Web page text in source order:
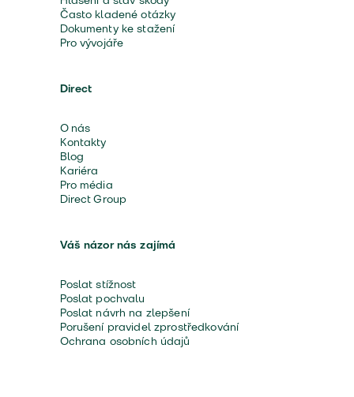
Často kladené otázky
Dokumenty ke stažení
Pro vývojáře
Direct
O nás
Kontakty
Blog
Kariéra
Pro média
Direct Group
Váš názor nás zajímá
Poslat stížnost
Poslat pochvalu
Poslat návrh na zlepšení
Porušení pravidel zprostředkování
Ochrana osobních údajů